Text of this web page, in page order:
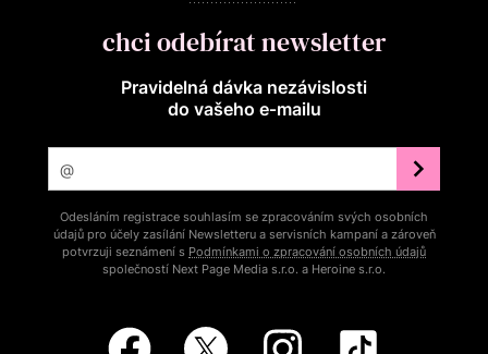
chci odebírat newsletter
Pravidelná dávka nezávislosti
do vašeho e‑mailu
Odesláním registrace souhlasím se zpracováním svých osobních
údajů pro účely zasílání Newsletteru a servisních kampaní a zároveň
potvrzuji seznámení s Podmínkami o zpracování osobních údajů
společností Next Page Media s.r.o. a Heroine s.r.o.